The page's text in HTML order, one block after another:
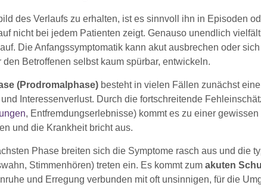
des Verlaufs zu erhalten, ist es sinnvoll ihn in Episoden
nicht bei jedem Patienten zeigt. Genauso unendlich
Die Anfangssymptomatik kann akut ausbrechen oder
den Betroffenen selbst kaum spürbar, entwickeln.
(Prodromalphase) besteht in vielen Fällen zunächst
Interessenverlust. Durch die fortschreitende
, Entfremdungserlebnisse) kommt es zu einer
und die Krankheit bricht aus.
Phase breiten sich die Symptome rasch aus und die
Stimmenhören) treten ein. Es kommt zumakuten
und Erregung verbunden mit oft unsinnigen, für die